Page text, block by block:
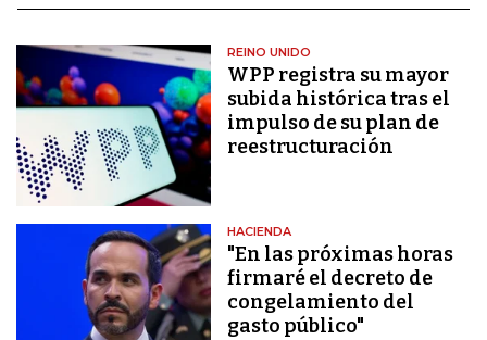
REINO UNIDO
WPP registra su mayor
subida histórica tras el
impulso de su plan de
reestructuración
HACIENDA
"En las próximas horas
firmaré el decreto de
congelamiento del
gasto público"